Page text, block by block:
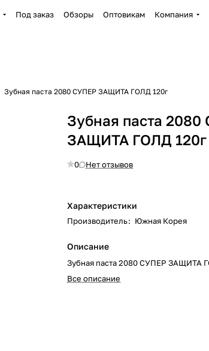
Под заказ Обзоры Оптовикам Компания
Зубная паста 2080 СУПЕР ЗАЩИТА ГОЛД 120г
Зубная паста
ЗАЩИТА ГОЛД 120г
0 Нет отзывов
Характеристики
Производитель: Южная Корея
Описание
Зубная паста 2080 СУПЕР ЗАЩИТА
Все описание